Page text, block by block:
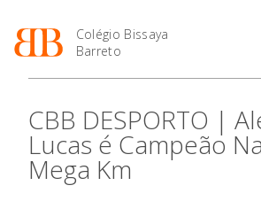
Colégio Bissaya
Barreto
Projeto Educativo
Organização
Colaboradores Docentes
Enriquecimento Curricular
Oferta Curricular
Atividades Extracurriculares
Profissionais
Matrículas
Horários e Manuais
2027
Calendários
Portal do Professor
CBB DESPORTO |
Lucas é Campeão
Mega Km